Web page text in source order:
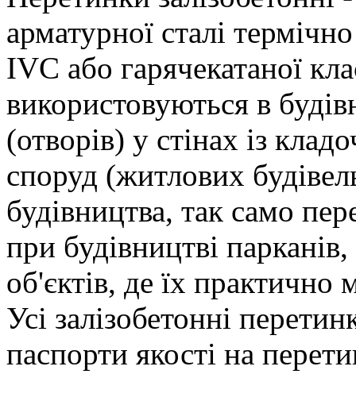
арматурної сталі
IVC або гарячекатаної
використовуються в
(отворів) у стінах із
споруд (житлових
будівництва, так само
при будівництві
об'єктів, де їх практично
Усі залізобетонні
паспорти якості на